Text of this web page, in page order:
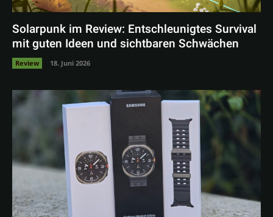
Solarpunk im Review: Entschleunigtes Survival
mit guten Ideen und sichtbaren Schwächen
Review 18. Juni 2026